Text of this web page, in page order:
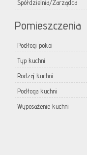
Spółdzielnia/Zarządca
Pomieszczenia
Podłogi pokoi
Typ kuchni
Rodzaj kuchni
Podłoga kuchni
Wyposażenie kuchni